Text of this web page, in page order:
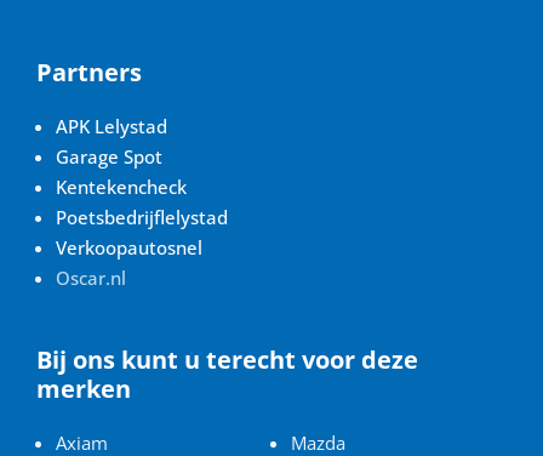
Partners
APK Lelystad
Garage Spot
Kentekencheck
Poetsbedrijflelystad
Verkoopautosnel
Oscar.nl
Bij ons kunt u terecht voor deze
merken
Axiam
Mazda